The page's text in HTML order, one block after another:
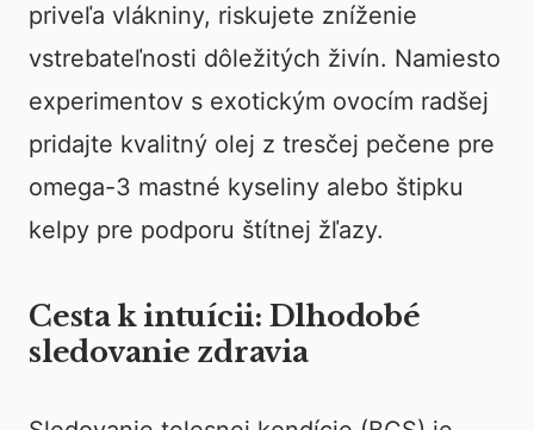
priveľa vlákniny, riskujete zníženie
vstrebateľnosti dôležitých živín. Namiesto
experimentov s exotickým ovocím radšej
pridajte kvalitný olej z tresčej pečene pre
omega-3 mastné kyseliny alebo štipku
kelpy pre podporu štítnej žľazy.
Cesta k intuícii: Dlhodobé
sledovanie zdravia